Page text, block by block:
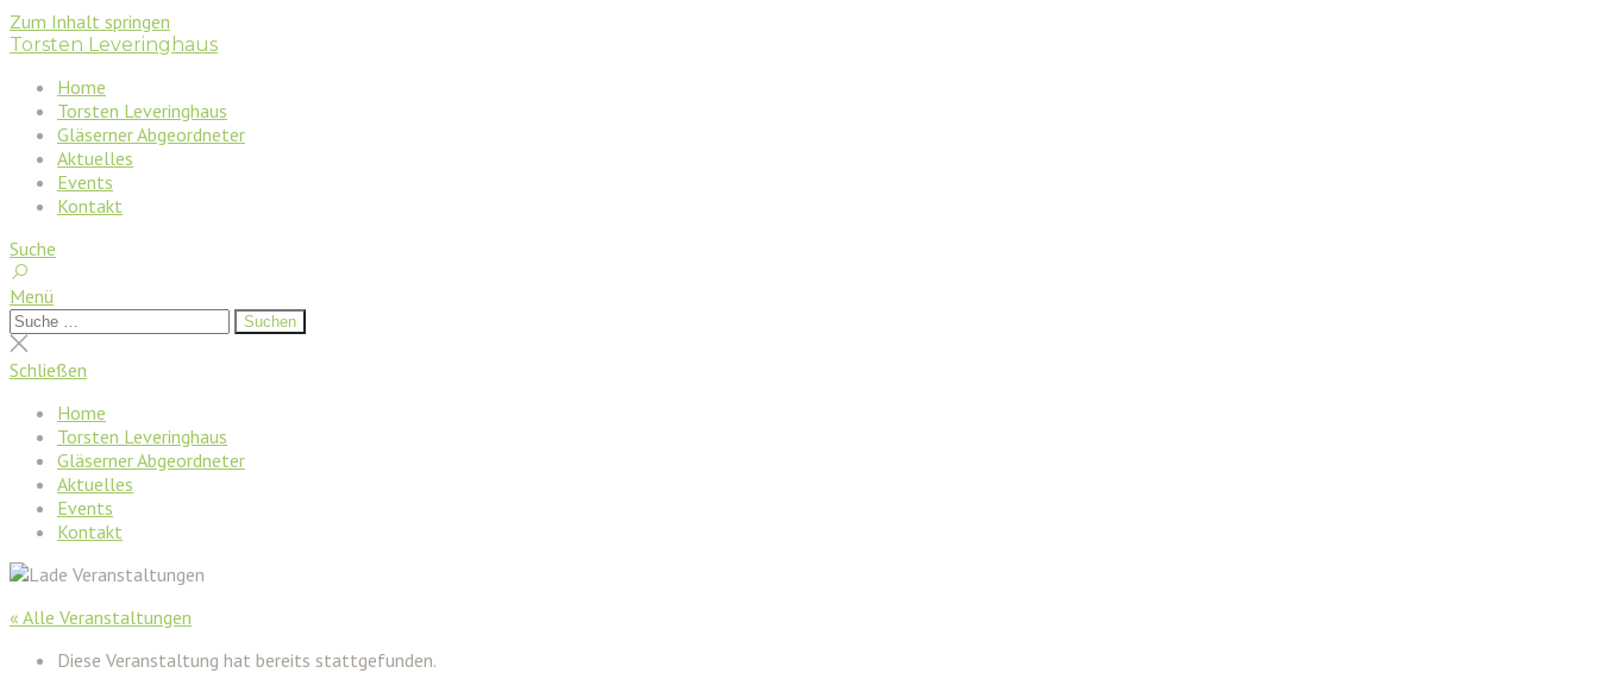
Zum Inhalt springen
Torsten Leveringhaus
Home
Torsten Leveringhaus
Gläserner Abgeordneter
Aktuelles
Events
Kontakt
Suche
Menü
Suchen
nach:
Suchen
Suche
schließen
Schließen
Home
Torsten Leveringhaus
Gläserner Abgeordneter
Aktuelles
Events
Kontakt
« Alle Veranstaltungen
Diese Veranstaltung hat bereits stattgefunden.